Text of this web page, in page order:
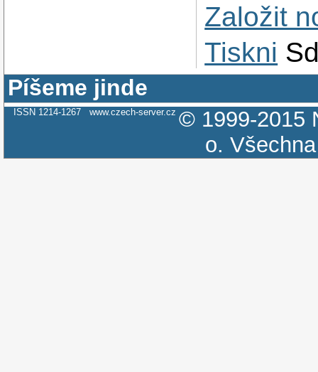
Založit
Tiskni
Píšeme jinde
ISSN 1214-1267 www.czech-server.cz © 1999-2015
o.